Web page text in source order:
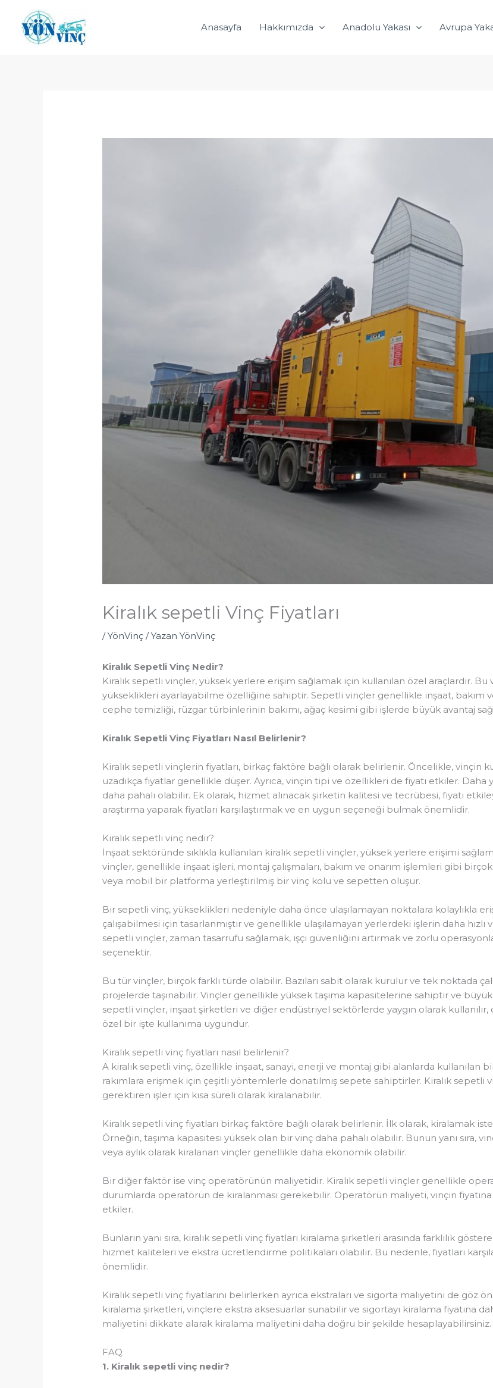
Anasayfa Hakkımızda Anadolu Yakası Avrupa
Kiralık sepetli Vinç Fiyatları
/YönVinç / Yazan YönVinç
Kiralık Sepetli Vinç Nedir?
Kiralık sepetli vinçler, yüksek yerlere erişim sağlamak için kullanılan özel araçlardır.
yükseklikleri ayarlayabilme özelliğine sahiptir. Sepetli vinçler genellikle inşaat, bakım
cephe temizliği, rüzgar türbinlerinin bakımı, ağaç kesimi gibi işlerde büyük avantaj
Kiralık Sepetli Vinç Fiyatları Nasıl Belirlenir?
Kiralık sepetli vinçlerin fiyatları, birkaç faktöre bağlı olarak belirlenir. Öncelikle, vinçin
uzadıkça fiyatlar genellikle düşer. Ayrıca, vinçin tipi ve özellikleri de fiyatı etkiler.
daha pahalı olabilir. Ek olarak, hizmet alınacak şirketin kalitesi ve tecrübesi, fiyatı
araştırma yaparak fiyatları karşılaştırmak ve en uygun seçeneği bulmak önemlidir.
Kiralık sepetli vinç nedir?
İnşaat sektöründe sıklıkla kullanılan kiralık sepetli vinçler, yüksek yerlere erişimi
vinçler, genellikle inşaat işleri, montaj çalışmaları, bakım ve onarım işlemleri gibi
veya mobil bir platforma yerleştirilmiş bir vinç kolu ve sepetten oluşur.
Bir sepetli vinç, yükseklikleri nedeniyle daha önce ulaşılamayan noktalara kolaylıkla
çalışabilmesi için tasarlanmıştır ve genellikle ulaşılamayan yerlerdeki işlerin daha hızlı
sepetli vinçler, zaman tasarrufu sağlamak, işçi güvenliğini artırmak ve zorlu
seçenektir.
Bu tür vinçler, birçok farklı türde olabilir. Bazıları sabit olarak kurulur ve tek noktada
projelerde taşınabilir. Vinçler genellikle yüksek taşıma kapasitelerine sahiptir ve büyük
sepetli vinçler, inşaat şirketleri ve diğer endüstriyel sektörlerde yaygın olarak
özel bir işte kullanıma uygundur.
Kiralık sepetli vinç fiyatları nasıl belirlenir?
A kiralık sepetli vinç, özellikle inşaat, sanayi, enerji ve montaj gibi alanlarda kullanılan
rakımlara erişmek için çeşitli yöntemlerle donatılmış sepete sahiptirler. Kiralık
gerektiren işler için kısa süreli olarak kiralanabilir.
Kiralık sepetli vinç fiyatları birkaç faktöre bağlı olarak belirlenir. İlk olarak, kiralamak
Örneğin, taşıma kapasitesi yüksek olan bir vinç daha pahalı olabilir. Bunun yanı sıra,
veya aylık olarak kiralanan vinçler genellikle daha ekonomik olabilir.
Bir diğer faktör ise vinç operatörünün maliyetidir. Kiralık sepetli vinçler genellikle
durumlarda operatörün de kiralanması gerekebilir. Operatörün maliyeti, vinçin
etkiler.
Bunların yanı sıra, kiralık sepetli vinç fiyatları kiralama şirketleri arasında farklılık
hizmet kaliteleri ve ekstra ücretlendirme politikaları olabilir. Bu nedenle, fiyatları
önemlidir.
Kiralık sepetli vinç fiyatlarını belirlerken ayrıca ekstraları ve sigorta maliyetini de göz
kiralama şirketleri, vinçlere ekstra aksesuarlar sunabilir ve sigortayı kiralama fiyatına
maliyetini dikkate alarak kiralama maliyetini daha doğru bir şekilde hesaplayabilirsiniz.
FAQ
1. Kiralık sepetli vinç nedir?